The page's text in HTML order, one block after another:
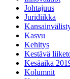
Johtajuus
Juridiikka
Kasvu
Kehitys
Kestävä
Kesäaika
Kolumnit